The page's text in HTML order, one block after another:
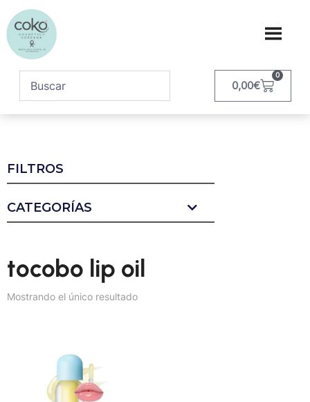
0,00€
0
FILTROS
CATEGORÍAS
tocobo lip oil
Mostrando el único resultado